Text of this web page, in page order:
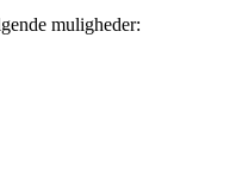
muligheder: